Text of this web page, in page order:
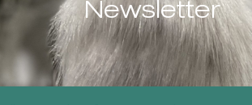
Newsletter